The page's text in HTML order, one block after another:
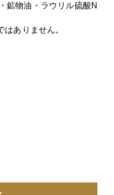
鉱物油・ラウリル硫酸N
ありません。